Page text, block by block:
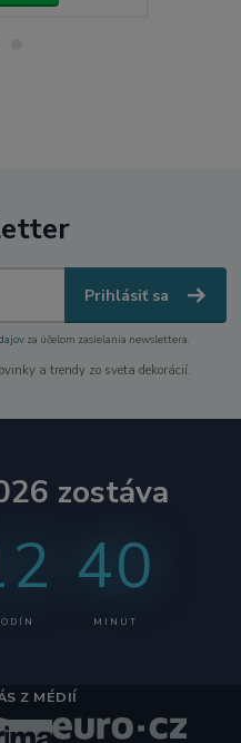
Prihlásiť sa
za účelom zasielania newslettera.
a trendy zo sveta dekorácií.
zostáva
40
MINÚT
Z MÉDIÍ